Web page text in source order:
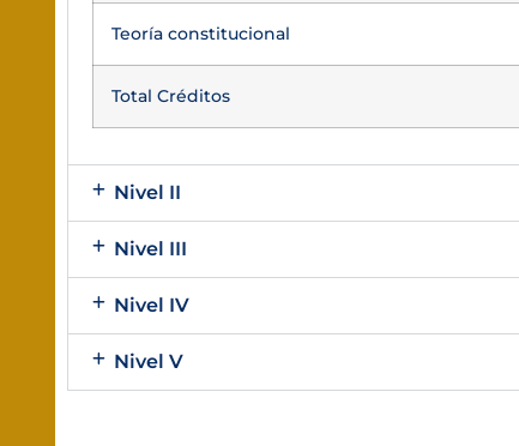
Teoría constitucional
Total Créditos
Nivel II
Nivel III
Nivel IV
Nivel V